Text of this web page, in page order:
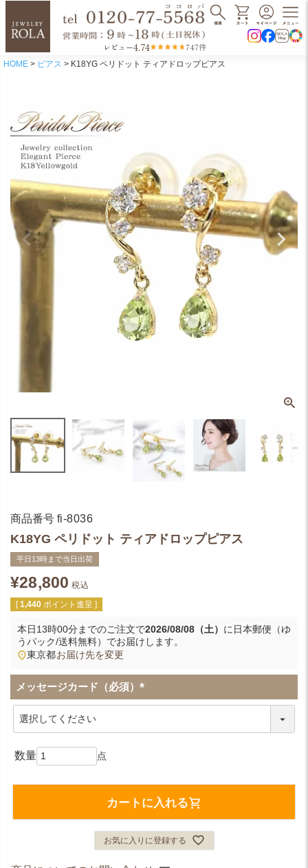
レビュー4.74 747件
HOME ピアス K18YG ペリドット ティアドロップピアス
商品番号 fi-8036
K18YG ペリドット ティアドロップピアス
平日13時まで当日出荷
¥28,800 税込
[ 1,440 ポイント進呈 ]
本日13時00分までのご注文で2026/08/08（土） に 日本郵便（ゆ
うパック/送料無料） でお届けします。
東京都お届け先を変更
メッセージカード（必須）
(
カートに入れる
お気に入りに登録する